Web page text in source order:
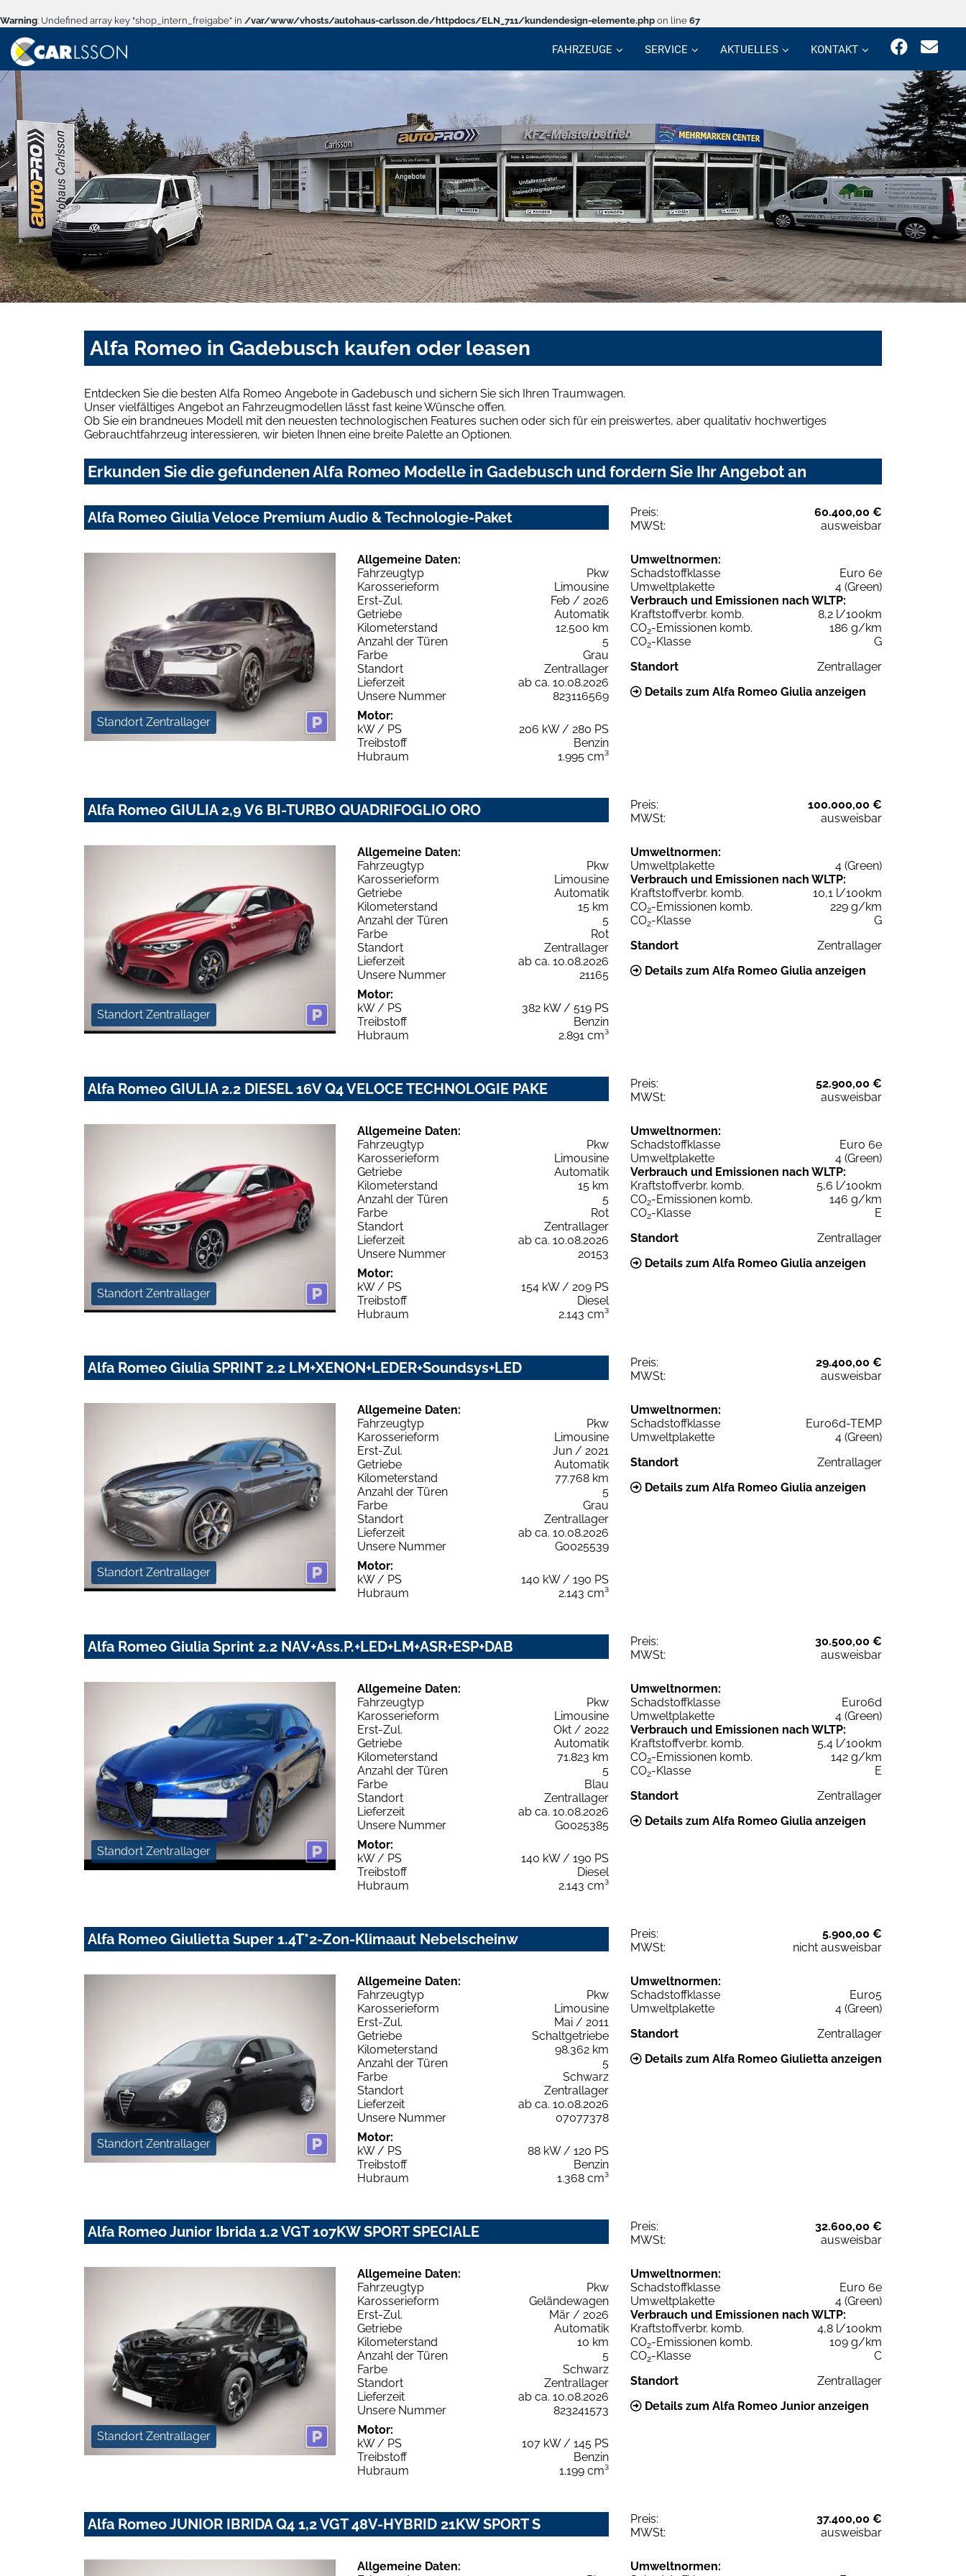
Warning: Undefined array key "shop_intern_freigabe" in /var/www/vhosts/autohaus-carlsson.de/httpdocs/ELN_711/kundendesign-elemente.php on line 67
FAHRZEUGE SERVICE AKTUELLES KONTAKT
Alfa Romeo in Gadebusch kaufen oder leasen
Entdecken Sie die besten Alfa Romeo Angebote in Gadebusch und sichern Sie sich Ihren Traumwagen.
Unser vielfältiges Angebot an Fahrzeugmodellen lässt fast keine Wünsche offen.
Ob Sie ein brandneues Modell mit den neuesten technologischen Features suchen oder sich für ein preiswertes, aber qualitativ hochwertiges
Gebrauchtfahrzeug interessieren, wir bieten Ihnen eine breite Palette an Optionen.
Erkunden Sie die gefundenen Alfa Romeo Modelle in Gadebusch und fordern Sie Ihr Angebot an
Alfa Romeo Giulia Veloce Premium Audio & Technologie-Paket Preis:
60.400,00 €
MWSt:
ausweisbar
Standort Zentrallager
Allgemeine Daten:
Fahrzeugtyp
Pkw
Karosserieform
Limousine
Erst-Zul.
Feb / 2026
Getriebe
Automatik
Kilometerstand
12.500 km
Anzahl der Türen
5
Farbe
Grau
Standort
Zentrallager
Lieferzeit
ab ca. 10.08.2026
Unsere Nummer
823116569
Motor:
kW / PS
206 kW / 280 PS
Treibstoff
Benzin
Hubraum
1.995 cm³
Umweltnormen:
Schadstoffklasse
Euro 6e
Umweltplakette
4 (Green)
Verbrauch und Emissionen nach WLTP:
Kraftstoffverbr. komb.
8,2 l/100km
CO2-Emissionen komb.
186 g/km
CO2-Klasse
G
Standort
Zentrallager
Details zum Alfa Romeo Giulia anzeigen
Alfa Romeo GIULIA 2,9 V6 BI-TURBO QUADRIFOGLIO ORO Preis:
100.000,00 €
MWSt:
ausweisbar
Standort Zentrallager
Allgemeine Daten:
Fahrzeugtyp
Pkw
Karosserieform
Limousine
Getriebe
Automatik
Kilometerstand
15 km
Anzahl der Türen
5
Farbe
Rot
Standort
Zentrallager
Lieferzeit
ab ca. 10.08.2026
Unsere Nummer
21165
Motor:
kW / PS
382 kW / 519 PS
Treibstoff
Benzin
Hubraum
2.891 cm³
Umweltnormen:
Umweltplakette
4 (Green)
Verbrauch und Emissionen nach WLTP:
Kraftstoffverbr. komb.
10,1 l/100km
CO2-Emissionen komb.
229 g/km
CO2-Klasse
G
Standort
Zentrallager
Details zum Alfa Romeo Giulia anzeigen
Alfa Romeo GIULIA 2.2 DIESEL 16V Q4 VELOCE TECHNOLOGIE PAKE Preis:
52.900,00 €
MWSt:
ausweisbar
Standort Zentrallager
Allgemeine Daten:
Fahrzeugtyp
Pkw
Karosserieform
Limousine
Getriebe
Automatik
Kilometerstand
15 km
Anzahl der Türen
5
Farbe
Rot
Standort
Zentrallager
Lieferzeit
ab ca. 10.08.2026
Unsere Nummer
20153
Motor:
kW / PS
154 kW / 209 PS
Treibstoff
Diesel
Hubraum
2.143 cm³
Umweltnormen:
Schadstoffklasse
Euro 6e
Umweltplakette
4 (Green)
Verbrauch und Emissionen nach WLTP:
Kraftstoffverbr. komb.
5,6 l/100km
CO2-Emissionen komb.
146 g/km
CO2-Klasse
E
Standort
Zentrallager
Details zum Alfa Romeo Giulia anzeigen
Alfa Romeo Giulia SPRINT 2.2 LM+XENON+LEDER+Soundsys+LED Preis:
29.400,00 €
MWSt:
ausweisbar
Standort Zentrallager
Allgemeine Daten:
Fahrzeugtyp
Pkw
Karosserieform
Limousine
Erst-Zul.
Jun / 2021
Getriebe
Automatik
Kilometerstand
77.768 km
Anzahl der Türen
5
Farbe
Grau
Standort
Zentrallager
Lieferzeit
ab ca. 10.08.2026
Unsere Nummer
G0025539
Motor:
kW / PS
140 kW / 190 PS
Hubraum
2.143 cm³
Umweltnormen:
Schadstoffklasse
Euro6d-TEMP
Umweltplakette
4 (Green)
Standort
Zentrallager
Details zum Alfa Romeo Giulia anzeigen
Alfa Romeo Giulia Sprint 2.2 NAV+Ass.P.+LED+LM+ASR+ESP+DAB Preis:
30.500,00 €
MWSt:
ausweisbar
Standort Zentrallager
Allgemeine Daten:
Fahrzeugtyp
Pkw
Karosserieform
Limousine
Erst-Zul.
Okt / 2022
Getriebe
Automatik
Kilometerstand
71.823 km
Anzahl der Türen
5
Farbe
Blau
Standort
Zentrallager
Lieferzeit
ab ca. 10.08.2026
Unsere Nummer
G0025385
Motor:
kW / PS
140 kW / 190 PS
Treibstoff
Diesel
Hubraum
2.143 cm³
Umweltnormen:
Schadstoffklasse
Euro6d
Umweltplakette
4 (Green)
Verbrauch und Emissionen nach WLTP:
Kraftstoffverbr. komb.
5,4 l/100km
CO2-Emissionen komb.
142 g/km
CO2-Klasse
E
Standort
Zentrallager
Details zum Alfa Romeo Giulia anzeigen
Alfa Romeo Giulietta Super 1.4T*2-Zon-Klimaaut Nebelscheinw Preis:
5.900,00 €
MWSt:
nicht ausweisbar
Standort Zentrallager
Allgemeine Daten:
Fahrzeugtyp
Pkw
Karosserieform
Limousine
Erst-Zul.
Mai / 2011
Getriebe
Schaltgetriebe
Kilometerstand
98.362 km
Anzahl der Türen
5
Farbe
Schwarz
Standort
Zentrallager
Lieferzeit
ab ca. 10.08.2026
Unsere Nummer
07077378
Motor:
kW / PS
88 kW / 120 PS
Treibstoff
Benzin
Hubraum
1.368 cm³
Umweltnormen:
Schadstoffklasse
Euro5
Umweltplakette
4 (Green)
Standort
Zentrallager
Details zum Alfa Romeo Giulietta anzeigen
Alfa Romeo Junior Ibrida 1.2 VGT 107KW SPORT SPECIALE Preis:
32.600,00 €
MWSt:
ausweisbar
Standort Zentrallager
Allgemeine Daten:
Fahrzeugtyp
Pkw
Karosserieform
Geländewagen
Erst-Zul.
Mär / 2026
Getriebe
Automatik
Kilometerstand
10 km
Anzahl der Türen
5
Farbe
Schwarz
Standort
Zentrallager
Lieferzeit
ab ca. 10.08.2026
Unsere Nummer
823241573
Motor:
kW / PS
107 kW / 145 PS
Treibstoff
Benzin
Hubraum
1.199 cm³
Umweltnormen:
Schadstoffklasse
Euro 6e
Umweltplakette
4 (Green)
Verbrauch und Emissionen nach WLTP:
Kraftstoffverbr. komb.
4,8 l/100km
CO2-Emissionen komb.
109 g/km
CO2-Klasse
C
Standort
Zentrallager
Details zum Alfa Romeo Junior anzeigen
Alfa Romeo JUNIOR IBRIDA Q4 1,2 VGT 48V-HYBRID 21KW SPORT S Preis:
37.400,00 €
MWSt:
ausweisbar
Allgemeine Daten:
Umweltnormen: